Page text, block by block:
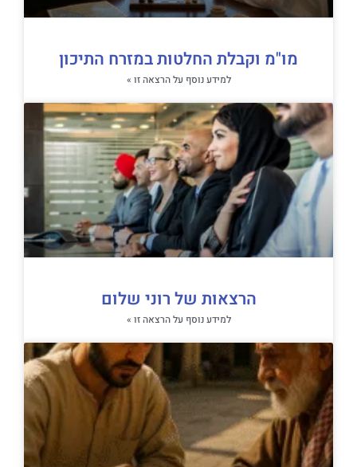
מו"מ וקבלת החלטות במזרח התיכון
למידע נוסף על הרצאה זו »
הרצאות של רוני שלום
למידע נוסף על הרצאה זו »